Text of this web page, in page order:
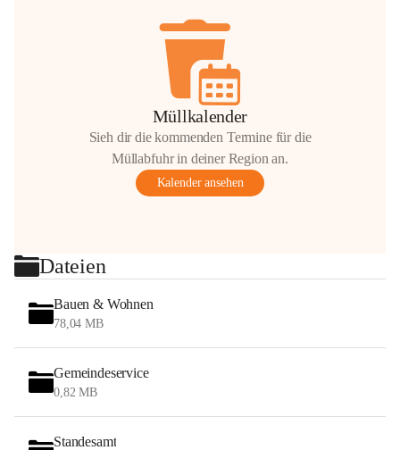
Müllkalender
Sieh dir die kommenden Termine für die
Müllabfuhr in deiner Region an.
Kalender ansehen
Dateien
Bauen & Wohnen
78,04 MB
Gemeindeservice
0,82 MB
Standesamt